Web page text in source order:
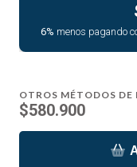
6% menos pagando
OTROS MÉTODOS DE
$580.900